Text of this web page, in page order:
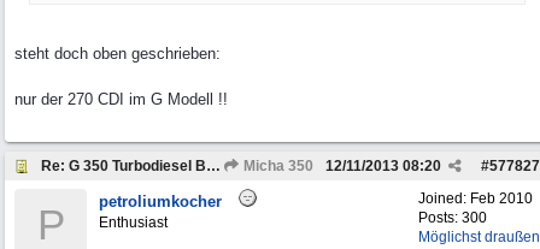
steht doch oben geschrieben:
nur der 270 CDI im G Modell !!
Re: G 350 Turbodiesel Brabus Intercooler Micha 350 #577827
12/11/2013 08:20
Joined: Feb 2010
Posts: 300
Möglichst draußen
P petroliumkocher
Enthusiast